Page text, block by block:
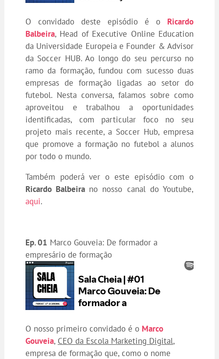
O convidado deste episódio é o Ricardo
Balbeira, Head of Executive Online Education
da Universidade Europeia e Founder & Advisor
da Soccer HUB. Ao longo do seu percurso no
ramo da formação, fundou com sucesso duas
empresas de formação ligadas ao setor do
futebol. Nesta conversa, falamos sobre como
aproveitou e trabalhou a oportunidades
identificadas, com particular foco no seu
projeto mais recente, a Soccer Hub, empresa
que promove a formação no futebol a alunos
por todo o mundo.
Também poderá ver o este episódio com o
Ricardo Balbeira no nosso canal do Youtube,
aqui.
Ep. 01 Marco Gouveia: De formador a
empresário de formação
O nosso primeiro convidado é o Marco
Gouveia, CEO da Escola Marketing Digital,
empresa de formação que, como o nome